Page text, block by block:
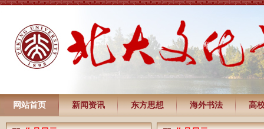
网站首页 新闻资讯 东方思想 海外书法 高